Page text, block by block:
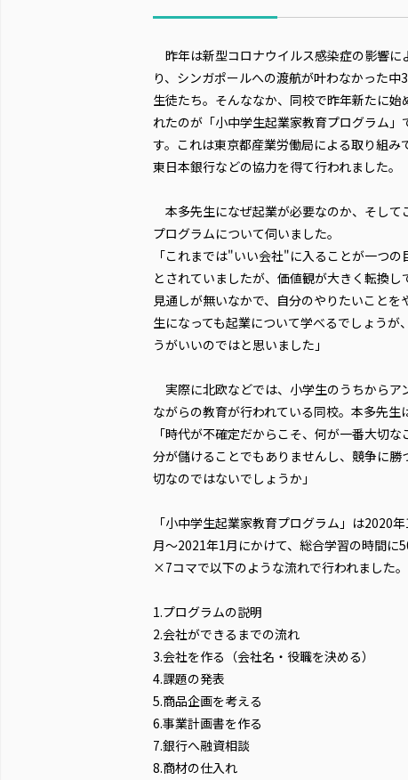
昨年は新型コロナウイルス感染症の影響に
り、シンガポールへの渡航が叶わなかった中
生徒たち。そんななか、同校で昨年新たに始
れたのが「小中学生起業家教育プログラム」
す。これは東京都産業労働局による取り組みで
東日本銀行などの協力を得て行われました。
本多先生になぜ起業が必要なのか、そして
プログラムについて伺いました。
「これまでは"いい会社"に入ることが一つの
とされていましたが、価値観が大きく転換
見通しが無いなかで、自分のやりたいこと
生になっても起業について学べるでしょう
うがいいのではと思いました」
実際に北欧などでは、小学生のうちからア
ながらの教育が行われている同校。本多先生
「時代が不確定だからこそ、何が一番大切
分が儲けることでもありませんし、競争に
切なのではないでしょうか」
「小中学生起業家教育プログラム」は2020
月〜2021年1月にかけて、総合学習の時間に
×7コマで以下のような流れで行われました。
1.プログラムの説明
2.会社ができるまでの流れ
3.会社を作る（会社名・役職を決める）
4.課題の発表
5.商品企画を考える
6.事業計画書を作る
7.銀行へ融資相談
8.商材の仕入れ